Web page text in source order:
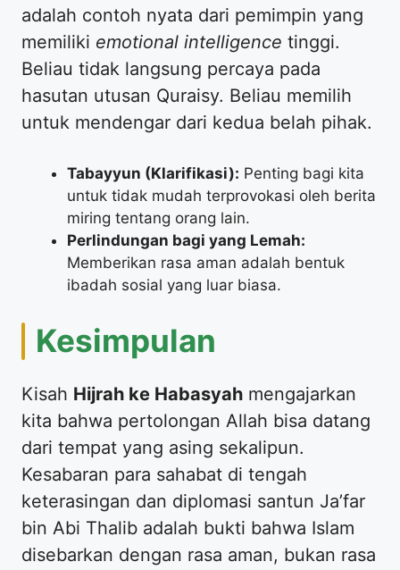
adalah contoh nyata dari pemimpin yang
memiliki emotional intelligence tinggi.
Beliau tidak langsung percaya pada
hasutan utusan Quraisy. Beliau memilih
untuk mendengar dari kedua belah pihak.
Tabayyun (Klarifikasi): Penting bagi kita
untuk tidak mudah terprovokasi oleh berita
miring tentang orang lain.
Perlindungan bagi yang Lemah:
Memberikan rasa aman adalah bentuk
ibadah sosial yang luar biasa.
​Kesimpulan
​Kisah Hijrah ke Habasyah mengajarkan
kita bahwa pertolongan Allah bisa datang
dari tempat yang asing sekalipun.
Kesabaran para sahabat di tengah
keterasingan dan diplomasi santun Ja’far
bin Abi Thalib adalah bukti bahwa Islam
disebarkan dengan rasa aman, bukan rasa